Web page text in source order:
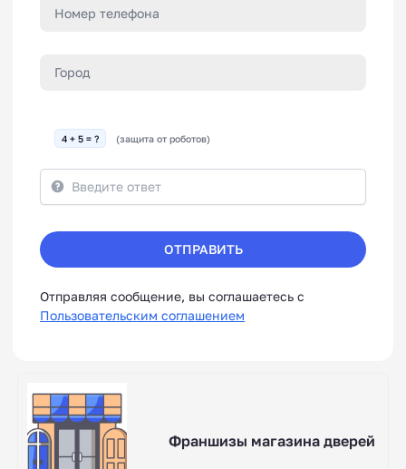
4 + 5 = ? (защита от роботов)
ОТПРАВИТЬ
Отправляя сообщение, вы соглашаетесь с
Пользовательским соглашением
Франшизы магазина дверей